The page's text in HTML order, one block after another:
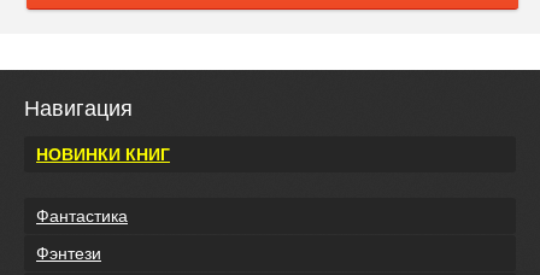
Навигация
НОВИНКИ КНИГ
Фантастика
Фэнтези